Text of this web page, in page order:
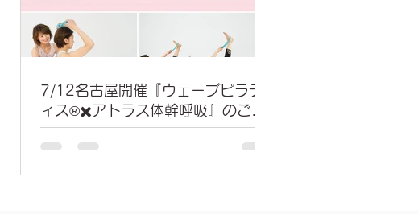
7/12名古屋開催『ウェーブピラテ
ィス®︎✖️アトラス体幹呼吸』のご案
内